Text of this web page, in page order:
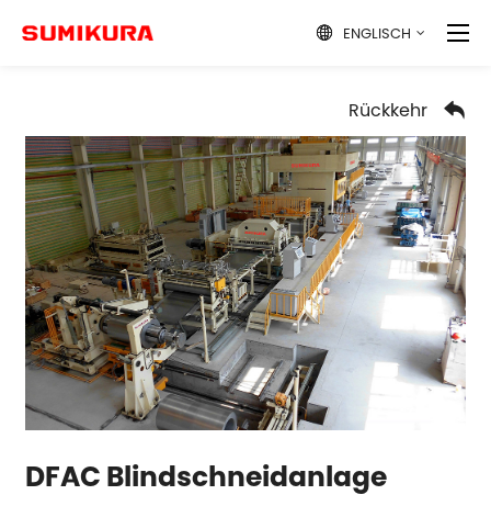
 ENGLISCH
Rückkehr 
DFAC Blindschneidanlage